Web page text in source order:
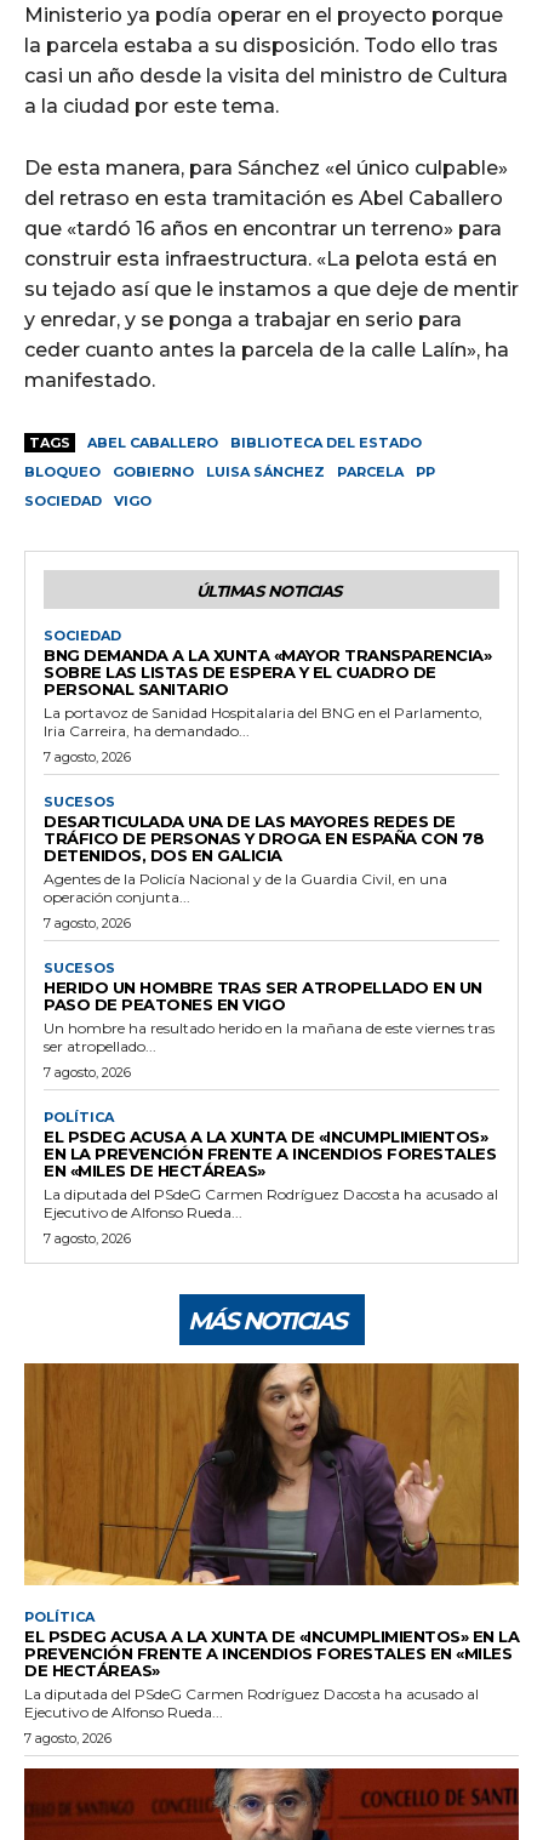
Ministerio ya podía operar en el proyecto porque
la parcela estaba a su disposición. Todo ello tras
casi un año desde la visita del ministro de Cultura
a la ciudad por este tema.
De esta manera, para Sánchez «el único culpable»
del retraso en esta tramitación es Abel Caballero
que «tardó 16 años en encontrar un terreno» para
construir esta infraestructura. «La pelota está en
su tejado así que le instamos a que deje de mentir
y enredar, y se ponga a trabajar en serio para
ceder cuanto antes la parcela de la calle Lalín», ha
manifestado.
TAGS ABEL CABALLERO
BIBLIOTECA DEL ESTADO
BLOQUEO
GOBIERNO LUISA SÁNCHEZ PARCELA
PP
SOCIEDAD
VIGO
ÚLTIMAS NOTICIAS
SOCIEDAD
BNG DEMANDA A LA XUNTA «MAYOR TRANSPARENCIA»
SOBRE LAS LISTAS DE ESPERA Y EL CUADRO DE
PERSONAL SANITARIO
La portavoz de Sanidad Hospitalaria del BNG en el Parlamento,
Iria Carreira, ha demandado...
7 agosto, 2026
SUCESOS
DESARTICULADA UNA DE LAS MAYORES REDES DE
TRÁFICO DE PERSONAS Y DROGA EN ESPAÑA CON 78
DETENIDOS, DOS EN GALICIA
Agentes de la Policía Nacional y de la Guardia Civil, en una
operación conjunta...
7 agosto, 2026
SUCESOS
HERIDO UN HOMBRE TRAS SER ATROPELLADO EN UN
PASO DE PEATONES EN VIGO
Un hombre ha resultado herido en la mañana de este viernes tras
ser atropellado...
7 agosto, 2026
POLÍTICA
EL PSDEG ACUSA A LA XUNTA DE «INCUMPLIMIENTOS»
EN LA PREVENCIÓN FRENTE A INCENDIOS FORESTALES
EN «MILES DE HECTÁREAS»
La diputada del PSdeG Carmen Rodríguez Dacosta ha acusado al
Ejecutivo de Alfonso Rueda...
7 agosto, 2026
MÁS NOTICIAS
POLÍTICA
EL PSDEG ACUSA A LA XUNTA DE «INCUMPLIMIENTOS» EN LA
PREVENCIÓN FRENTE A INCENDIOS FORESTALES EN «MILES
DE HECTÁREAS»
La diputada del PSdeG Carmen Rodríguez Dacosta ha acusado al
Ejecutivo de Alfonso Rueda...
7 agosto, 2026